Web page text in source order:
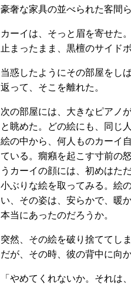
豪奢な家具の並べられた客間
カーイは、そっと眉を寄せた
止まったまま、黒檀のサイド
当惑したようにその部屋をし
返って、そこを離れた。
次の部屋には、大きなピアノ
と眺めた。どの絵にも、同じ
絵の中から、何人ものカーイ
ている。癇癪を起こす寸前の
うカーイの顔には、初めはた
小ぶりな絵を取ってみる。絵
い、その姿は、安らかで、暖
本当にあったのだろうか。
突然、その絵を破り捨ててし
だが、その時、彼の背中に向
「やめてくれないか。それは